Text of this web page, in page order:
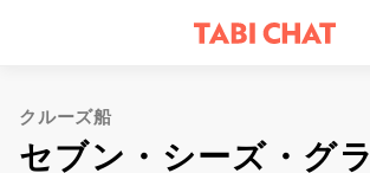
クルーズ船
セブン・シーズ・グ